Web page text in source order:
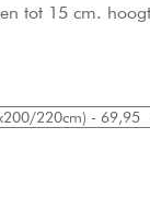
tot 15 cm.
pasvorm
van 15 cm.
cm lang aan de
van elkaar